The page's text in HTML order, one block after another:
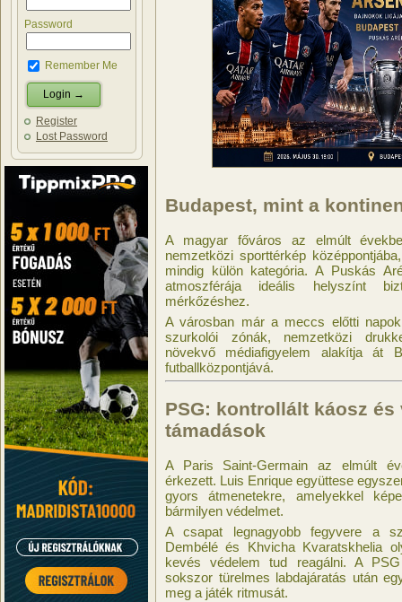
Password
Remember Me
Register
Lost Password
Budapest, mint a
A magyar főváros az elmúlt
nemzetközi sporttérkép
mindig külön kategória. A Puskás
atmoszférája ideális helyszínt
mérkőzéshez.
A városban már a meccs előtti
szurkolói zónák, nemzetközi
növekvő médiafigyelem alakítja át
futballközpontjává.
PSG: kontrollált káosz
támadások
A Paris Saint-Germain az elmúlt
érkezett. Luis Enrique együttese
gyors átmenetekre, amelyekkel
bármilyen védelmet.
A csapat legnagyobb fegyvere a
Dembélé és Khvicha Kvaratskhelia
kevés védelem tud reagálni. A
sokszor türelmes labdajáratás után
meg a játék ritmusát.